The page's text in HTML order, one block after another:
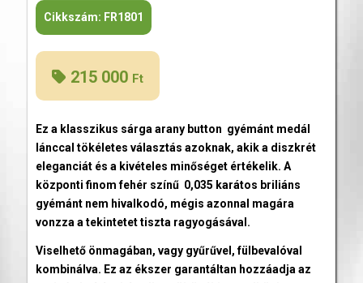
Cikkszám: FR1801
215 000 Ft
Ez a klasszikus sárga arany button gyémánt medál
lánccal tökéletes választás azoknak, akik a diszkrét
eleganciát és a kivételes minőséget értékelik. A
központi finom fehér színű 0,035 karátos briliáns
gyémánt nem hivalkodó, mégis azonnal magára
vonzza a tekintetet tiszta ragyogásával.
Viselhető önmagában, vagy gyűrűvel, fülbevalóval
kombinálva. Ez az ékszer garantáltan hozzáadja az